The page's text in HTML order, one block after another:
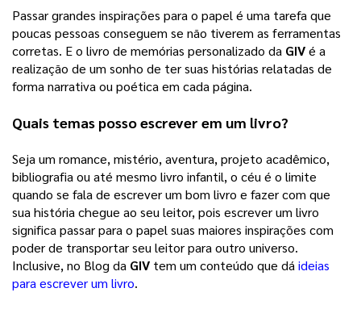
Passar grandes inspirações para o papel é uma tarefa que
poucas pessoas conseguem se não tiverem as ferramentas
corretas. E o livro de memórias personalizado da GIV é a
realização de um sonho de ter suas histórias relatadas de
forma narrativa ou poética em cada página.
Quais temas posso escrever em um livro?
Seja um romance, mistério, aventura, projeto acadêmico,
bibliografia ou até mesmo livro infantil, o céu é o limite
quando se fala de escrever um bom livro e fazer com que
sua história chegue ao seu leitor, pois escrever um livro
significa passar para o papel suas maiores inspirações com
poder de transportar seu leitor para outro universo.
Inclusive, no Blog da GIV tem um conteúdo que dá ideias
para escrever um livro.